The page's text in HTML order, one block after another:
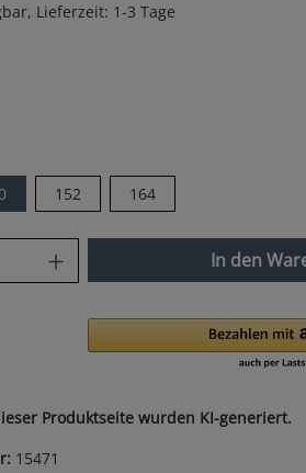
Lieferzeit: 1-3 Tage
152 164
Gib den In den
Produktseite wurden KI-generiert.
15471